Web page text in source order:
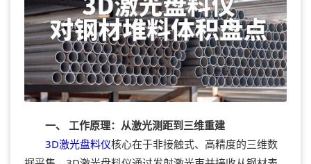
一、 工作原理：从激光测距到三维重建
3D激光盘料仪核心在于非接触式、高精度的三维数